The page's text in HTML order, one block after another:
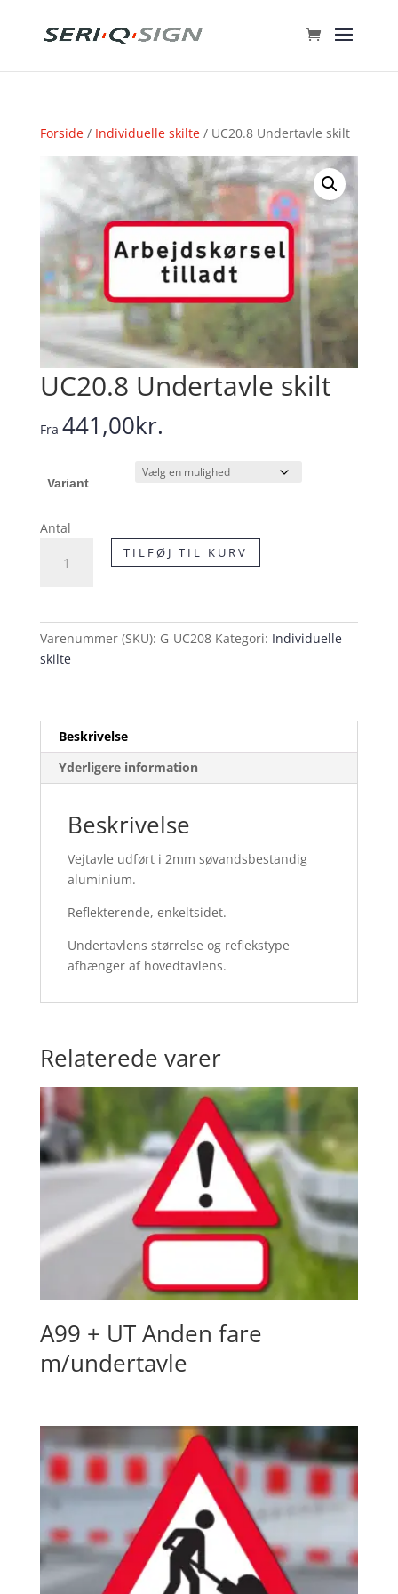
Forside/ Individuelle skilte/ UC20.8 Undertavle skilt
UC20.8 Undertavle skilt
Fra 441,00kr.
Variant
Antal
Undertavle
TILFØJ TIL KURV
Varenummer (SKU): G-UC208 Kategori: Individuelle
skilte
Beskrivelse
Yderligere information
Beskrivelse
Vejtavle udført i 2mm søvandsbestandig
aluminium.
Reflekterende, enkeltsidet.
Undertavlens størrelse og reflekstype
afhænger af hovedtavlens.
Relaterede varer
A99 + UT Anden fare
m/undertavle